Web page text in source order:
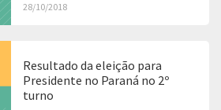
28/10/2018
Resultado da eleição para
Presidente no Paraná no 2º
turno